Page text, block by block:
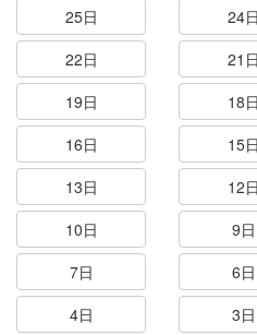
25日
24日
22日
21日
19日
18日
16日
15日
13日
12日
10日
9日
7日
6日
4日
3日